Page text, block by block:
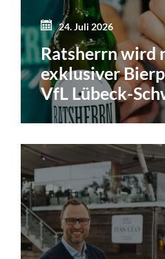
24. Juli 2026
Ratsherrn wird
exklusiver
VfL Lübeck-